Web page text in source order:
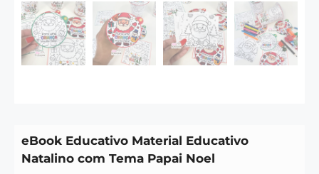
eBook Educativo Material Educativo
Natalino com Tema Papai Noel